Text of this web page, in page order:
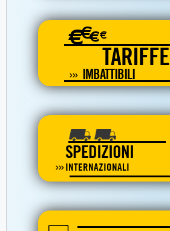
€€€€
TARIFFE
IMBATTIBILI
SPEDIZIONI
INTERNAZIONALI